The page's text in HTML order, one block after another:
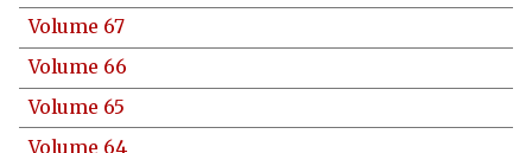
Volume 67
Volume 66
Volume 65
Volume 64